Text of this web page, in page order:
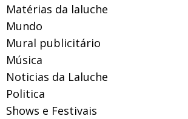
Matérias da laluche
Mundo
Mural publicitário
Música
Noticias da Laluche
Politica
Shows e Festivais